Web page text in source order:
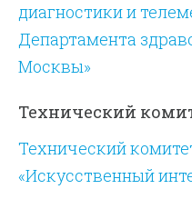
диагностики и
Департамента
Москвы»
Технический
Технический
«Искусственный